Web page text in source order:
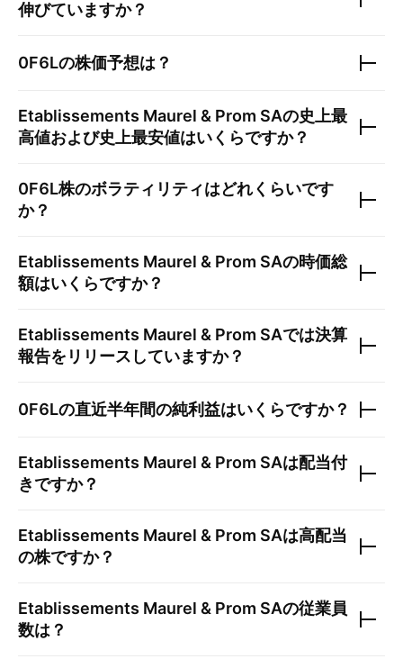
伸びていますか？
0F6Lの株価予想は？
Etablissements Maurel & Prom SAの史上最
高値および史上最安値はいくらですか？
0F6L株のボラティリティはどれくらいです
か？
Etablissements Maurel & Prom SAの時価総
額はいくらですか？
Etablissements Maurel & Prom SAでは決算
報告をリリースしていますか？
0F6Lの直近半年間の純利益はいくらですか？
Etablissements Maurel & Prom SAは配当付
きですか？
Etablissements Maurel & Prom SAは高配当
の株ですか？
Etablissements Maurel & Prom SAの従業員
数は？